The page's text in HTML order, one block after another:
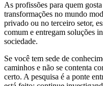
As profissões para quem
transformações no mundo
privado ou no terceiro setor,
comum e entregam soluções
sociedade.
Se você tem sede de
caminhos e não se contenta
certo. A pesquisa é a ponte